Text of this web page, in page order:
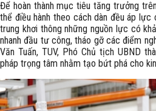
Để hoàn thành mục tiêu tăng trưởng
thể điều hành theo cách dàn đều áp
trung khơi thông những nguồn lực có
nhanh đầu tư công, tháo gỡ các điểm
Văn Tuấn, TUV, Phó Chủ tịch UBND
pháp trọng tâm nhằm tạo bứt phá cho